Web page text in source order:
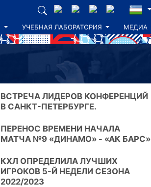
УЧЕБНАЯ ЛАБОРАТОРИЯ МЕДИА
ВСТРЕЧА ЛИДЕРОВ КОНФЕРЕНЦИЙ
В САНКТ-ПЕТЕРБУРГЕ.
ПЕРЕНОС ВРЕМЕНИ НАЧАЛА
МАТЧА №9 «ДИНАМО» - «АК БАРС»
КХЛ ОПРЕДЕЛИЛА ЛУЧШИХ
ИГРОКОВ 5-Й НЕДЕЛИ СЕЗОНА
2022/2023